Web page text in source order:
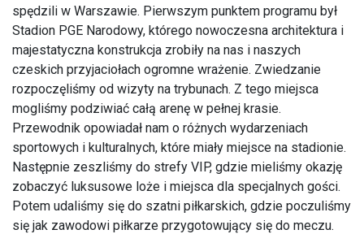
spędzili w Warszawie. Pierwszym punktem programu był
Stadion PGE Narodowy, którego nowoczesna architektura i
majestatyczna konstrukcja zrobiły na nas i naszych
czeskich przyjaciołach ogromne wrażenie. Zwiedzanie
rozpoczęliśmy od wizyty na trybunach. Z tego miejsca
mogliśmy podziwiać całą arenę w pełnej krasie.
Przewodnik opowiadał nam o różnych wydarzeniach
sportowych i kulturalnych, które miały miejsce na stadionie.
Następnie zeszliśmy do strefy VIP, gdzie mieliśmy okazję
zobaczyć luksusowe loże i miejsca dla specjalnych gości.
Potem udaliśmy się do szatni piłkarskich, gdzie poczuliśmy
się jak zawodowi piłkarze przygotowujący się do meczu.